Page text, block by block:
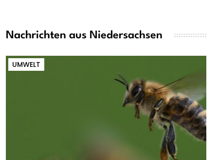
Nachrichten aus Niedersachsen
UMWELT